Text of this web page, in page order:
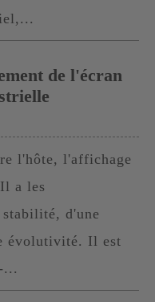
de l'écran
l'hôte, l'affichage
a les
stabilité, d'une
évolutivité. Il est
...